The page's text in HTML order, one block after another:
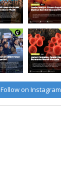
Follow on Instagram